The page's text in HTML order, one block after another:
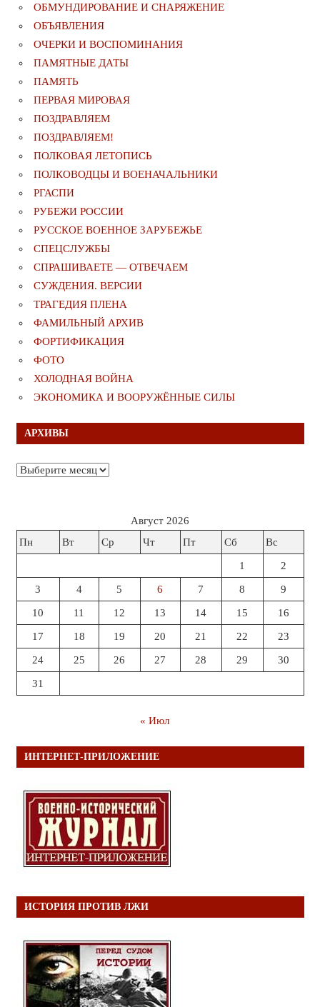
ОБМУНДИРОВАНИЕ И СНАРЯЖЕНИЕ
ОБЪЯВЛЕНИЯ
ОЧЕРКИ И ВОСПОМИНАНИЯ
ПАМЯТНЫЕ ДАТЫ
ПАМЯТЬ
ПЕРВАЯ МИРОВАЯ
ПОЗДРАВЛЯЕМ
ПОЗДРАВЛЯЕМ!
ПОЛКОВАЯ ЛЕТОПИСЬ
ПОЛКОВОДЦЫ И ВОЕНАЧАЛЬНИКИ
РГАСПИ
РУБЕЖИ РОССИИ
РУССКОЕ ВОЕННОЕ ЗАРУБЕЖЬЕ
СПЕЦСЛУЖБЫ
СПРАШИВАЕТЕ — ОТВЕЧАЕМ
СУЖДЕНИЯ. ВЕРСИИ
ТРАГЕДИЯ ПЛЕНА
ФАМИЛЬНЫЙ АРХИВ
ФОРТИФИКАЦИЯ
ФОТО
ХОЛОДНАЯ ВОЙНА
ЭКОНОМИКА И ВООРУЖЁННЫЕ СИЛЫ
АРХИВЫ
Архивы
Август 2026
Пн
Вт Ср Чт Пт Сб Вс
1 2
3 4 5 6 7 8 9
10 11 12 13 14 15 16
17 18 19 20 21 22 23
24 25 26 27 28 29 30
31
« Июл
ИНТЕРНЕТ-ПРИЛОЖЕНИЕ
ИСТОРИЯ ПРОТИВ ЛЖИ